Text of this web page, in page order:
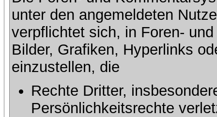
unter den angemeldeten
verpflichtet sich, in Foren-
Bilder, Grafiken, Hyperlinks
einzustellen, die
Rechte Dritter,
Persönlichkeitsrechte